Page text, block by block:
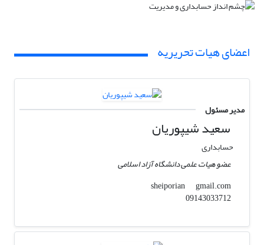
اعضای هیات تحریریه
مدیر مسئول
سعید شیپوریان
حسابداری
عضو هیات علمی دانشگاه آزاد اسلامی
sheiporian
gmail.com
09143033712